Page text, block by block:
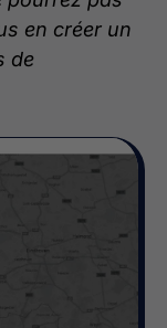
en créer un
de